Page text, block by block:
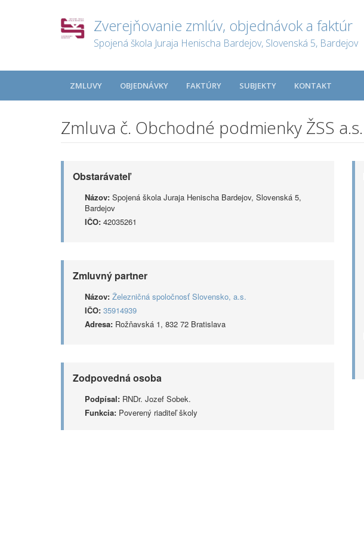
Zverejňovanie zmlúv, objednávok a faktúr
Spojená škola Juraja Henischa Bardejov, Slovenská 5, Bardejov
ZMLUVY OBJEDNÁVKY FAKTÚRY SUBJEKTY KONTAKT
Zmluva č. Obchodné podmienky ŽSS a.s.
Obstarávateľ
Názov: Spojená škola Juraja Henischa Bardejov, Slovenská 5,
Bardejov
IČO: 42035261
Zmluvný partner
Názov: Železničná spoločnosť Slovensko, a.s.
IČO: 35914939
Adresa: Rožňavská 1, 832 72 Bratislava
Zodpovedná osoba
Podpísal: RNDr. Jozef Sobek.
Funkcia: Poverený riaditeľ školy